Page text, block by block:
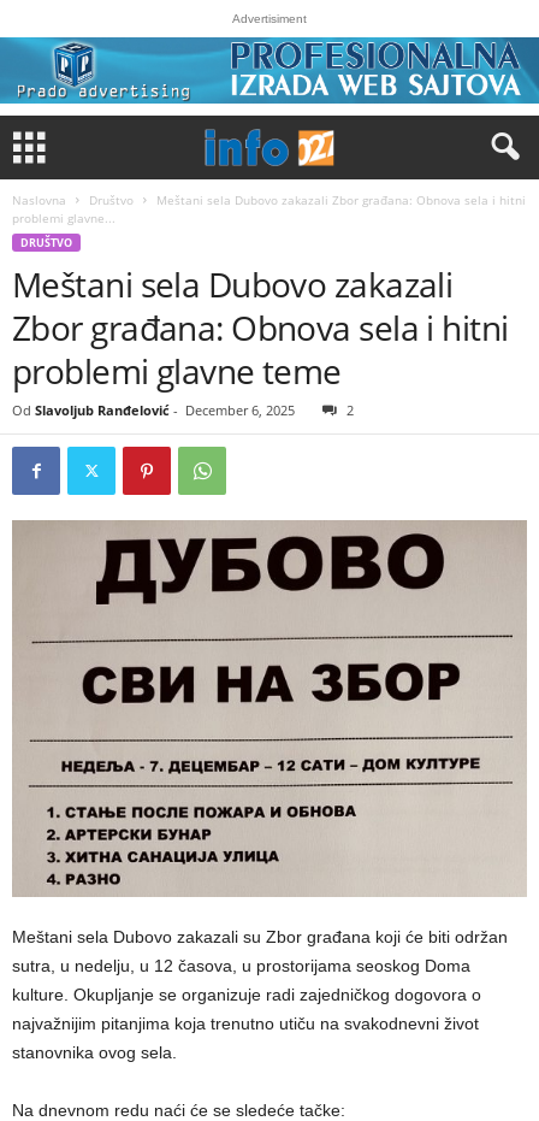
Advertisiment
Naslovna Društvo
Meštani sela Dubovo zakazali Zbor građana: Obnova sela i hitni
problemi glavne...
DRUŠTVO
Meštani sela Dubovo zakazali
Zbor građana: Obnova sela i hitni
problemi glavne teme
Od Slavoljub Ranđelović - December 6, 2025 2
Meštani sela Dubovo zakazali su Zbor građana koji će biti održan
sutra, u nedelju, u 12 časova, u prostorijama seoskog Doma
kulture. Okupljanje se organizuje radi zajedničkog dogovora o
najvažnijim pitanjima koja trenutno utiču na svakodnevni život
stanovnika ovog sela.
Na dnevnom redu naći će se sledeće tačke: